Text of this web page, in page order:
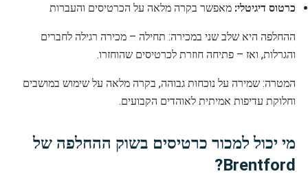
כרטוס דיגיטלי: מאפשר בקרה מלאה על הכרטיסים והעברות
ההחלפה היא שלב שני במכירה: תחילה – מכירה רגילה לחברים
והגרלות, ואז – פתיחה חוזרת לכרטיסים שהוחזרו.
המטרה: שמירה על נוכחות גבוהה, בקרה מלאה על שימוש במושבים
וחלוקת עדיפות אמיתית לאוהדים הקבועים.
מי יכול למכור כרטיסים בשוק ההחלפה של
Brentford?